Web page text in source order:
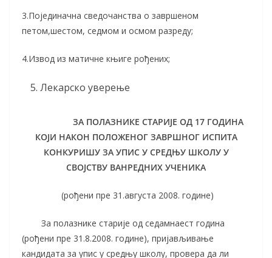
3.Појединачна сведочанства о завршеном
петом,шестом, седмом и осмом разреду;
4.Извод из матичне књиге рођених;
Лекарско уверење
ЗА ПОЛАЗНИКЕ СТАРИЈЕ ОД 17 ГОДИНА
КОЈИ НАКОН ПОЛОЖЕНОГ ЗАВРШНОГ ИСПИТА
КОНКУРИШУ ЗА УПИС У СРЕДЊУ ШКОЛУ У
СВОЈСТВУ ВАНРЕДНИХ УЧЕНИКА
(рођени пре 31.августа 2008. године)
За полазнике старије од седамнаест година
(рођени пре 31.8.2008. године), пријављивање
кандидата за упис у средњу школу, провера да ли